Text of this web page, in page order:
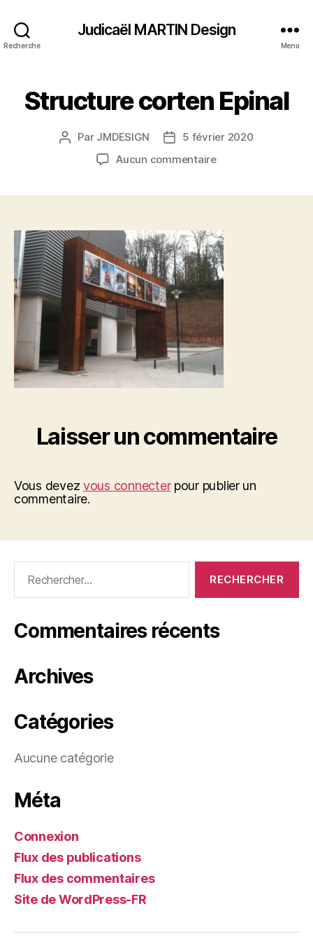
Recherche
Judicaël MARTIN Design
Menu
Structure corten Epinal
Auteur
l’article
Par JMDESIGN
Date5 février 2020
Aucun commentairesur
Laisser un commentaire
Vous devezvous connecterpour publier un
commentaire.
Commentaires récents
Archives
Catégories
Aucune catégorie
Méta
Connexion
Flux des publications
Flux des commentaires
Site de WordPress-FR